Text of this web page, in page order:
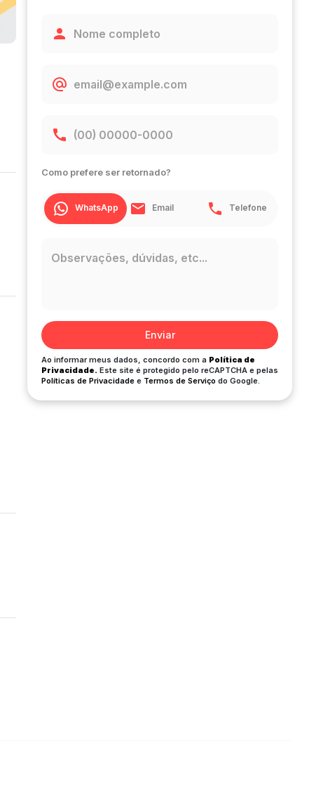
Como prefere ser retornado?
WhatsApp Email Telefone
Enviar
Ao informar meus dados, concordo com a Política de
Privacidade. Este site é protegido pelo reCAPTCHA e pelas
Políticas de Privacidade e Termos de Serviço do Google.